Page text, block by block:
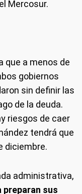
Mercosur.
que a menos de
gobiernos
sin definir las
de la deuda.
riesgos de caer
tendrá que
diciembre.
administrativa,
preparan sus